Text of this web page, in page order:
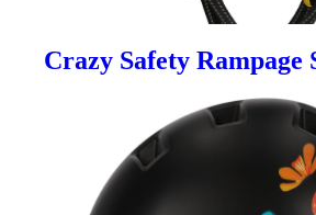
Crazy Safety